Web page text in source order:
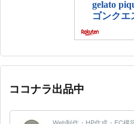
ココナラ出品中